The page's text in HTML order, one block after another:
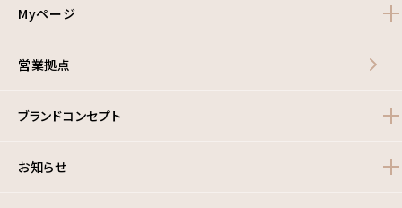
Myページ
営業拠点
ブランドコンセプト
お知らせ